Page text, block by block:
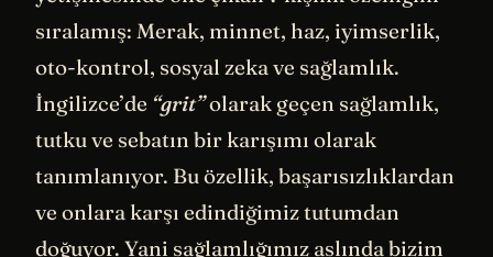
sıralamış: Merak, minnet, haz, iyimserlik,
oto-kontrol, sosyal zeka ve sağlamlık.
İngilizce’de “grit”olarak geçen sağlamlık,
tutku ve sebatın bir karışımı olarak
tanımlanıyor. Bu özellik, başarısızlıklardan
ve onlara karşı edindiğimiz tutumdan
doğuyor. Yani sağlamlığımız aslında bizim